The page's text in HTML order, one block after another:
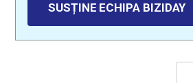
SUSȚINE ECHIPA BIZIDAY